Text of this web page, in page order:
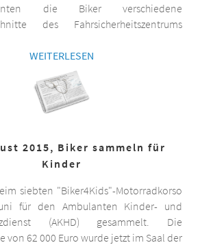
die Biker verschiedene
des Fahrsicherheitszentrums
WEITERLESEN
2015, Biker sammeln für
Kinder
siebten "Biker4Kids"-Motorradkorso
für den Ambulanten Kinder- und
(AKHD) gesammelt. Die
von 62 000 Euro wurde jetzt im Saal der